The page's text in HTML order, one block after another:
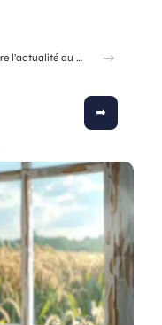
FFF 91 sur les réseaux sociaux : où suivre l’actualité du district ?